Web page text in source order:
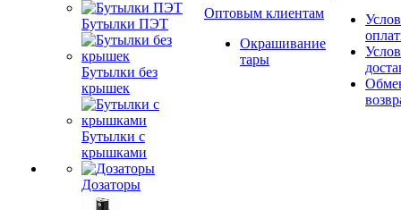
Бутылки ПЭТ
Бутылки без
крышек
Бутылки с
крышками
Дозаторы
Оптовым клиентам
Окрашивание
тары